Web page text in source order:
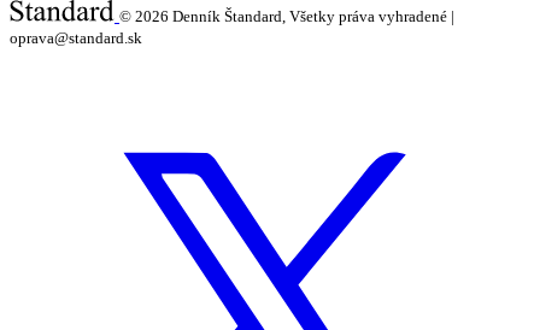
© 2026 Denník Štandard, Všetky práva vyhradené |
oprava@standard.sk